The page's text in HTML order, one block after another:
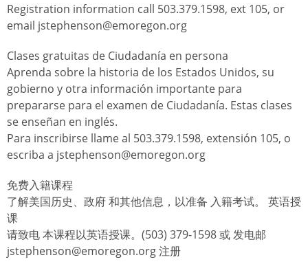
Registration information call 503.379.1598, ext 105, or
email jstephenson@emoregon.org
Clases gratuitas de Ciudadanía en persona
Aprenda sobre la historia de los Estados Unidos, su
gobierno y otra información importante para
prepararse para el examen de Ciudadanía. Estas clases
se enseñan en inglés.
Para inscribirse llame al 503.379.1598, extensión 105, o
escriba a jstephenson@emoregon.org
免费入籍课程
了解美国历史、政府 和其他信息，以准备 入籍考试。 英语授
课
请致电 本课程以英语授课。(503) 379-1598 或 发电邮
jstephenson@emoregon.org 注册